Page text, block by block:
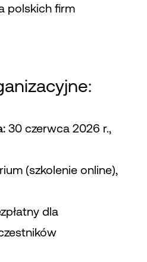
polskich firm
30 czerwca 2026 r.,
(szkolenie online),
dla